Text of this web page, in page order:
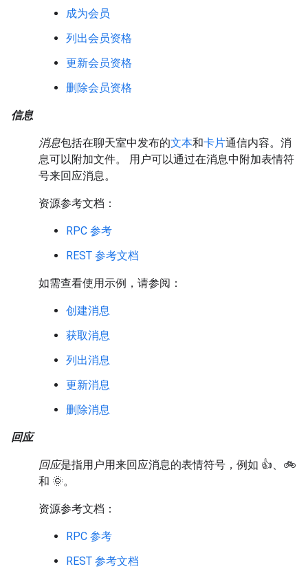
成为会员
列出会员资格
更新会员资格
删除会员资格
信息
消息包括在聊天室中发布的文本和卡片通信内容。消
息可以附加文件。 用户可以通过在消息中附加表情符
号来回应消息。
资源参考文档：
RPC 参考
REST 参考文档
如需查看使用示例，请参阅：
创建消息
获取消息
列出消息
更新消息
删除消息
回应
回应是指用户用来回应消息的表情符号，例如 👍、🚲
和 🌞。
资源参考文档：
RPC 参考
REST 参考文档